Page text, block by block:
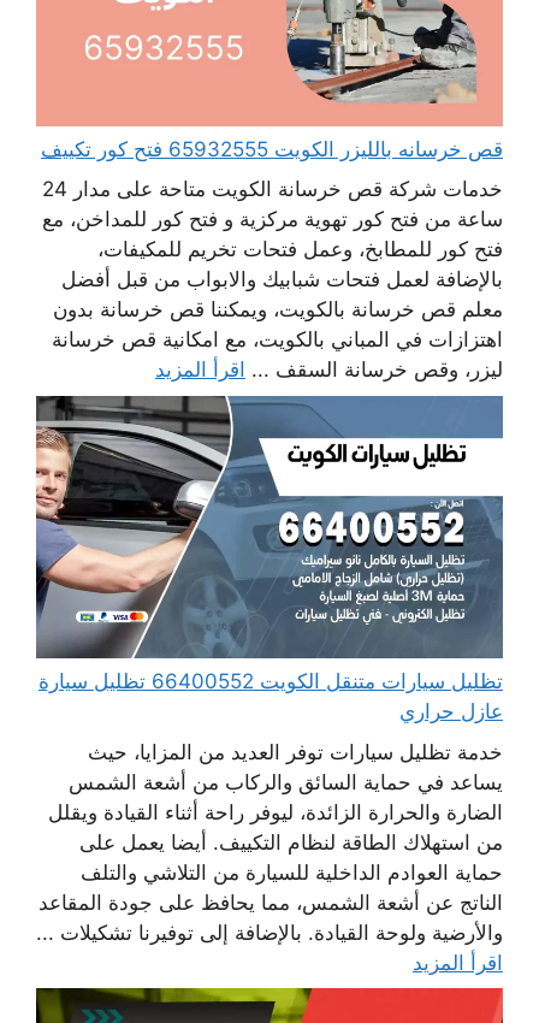
قص خرسانه بالليزر الكويت 65932555 فتح كور تكييف
خدمات شركة قص خرسانة الكويت متاحة على مدار 24
ساعة من فتح كور تهوية مركزية و فتح كور للمداخن، مع
فتح كور للمطابخ، وعمل فتحات تخريم للمكيفات،
بالإضافة لعمل فتحات شبابيك والابواب من قبل أفضل
معلم قص خرسانة بالكويت، ويمكننا قص خرسانة بدون
اهتزازات في المباني بالكويت، مع امكانية قص خرسانة
ليزر، وقص خرسانة السقف ... اقرأ المزيد
تظليل سيارات متنقل الكويت 66400552 تظليل سيارة
عازل حراري
خدمة تظليل سيارات توفر العديد من المزايا، حيث
يساعد في حماية السائق والركاب من أشعة الشمس
الضارة والحرارة الزائدة، ليوفر راحة أثناء القيادة ويقلل
من استهلاك الطاقة لنظام التكييف. أيضا يعمل على
حماية العوادم الداخلية للسيارة من التلاشي والتلف
الناتج عن أشعة الشمس، مما يحافظ على جودة المقاعد
والأرضية ولوحة القيادة. بالإضافة إلى توفيرنا تشكيلات ...
اقرأ المزيد